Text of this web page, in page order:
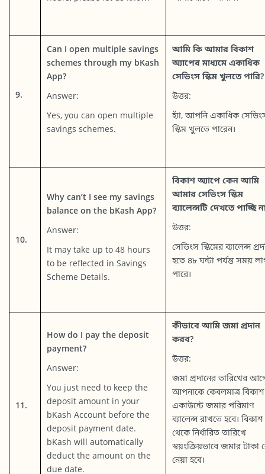
9.
Can I open multiple savings
schemes through my bKash
App?
Answer:
Yes, you can open multiple
savings schemes.
আমি কি আমার বিকাশ
অ্যাপের মাধ্যমে একাধিক
সেভিংস স্কিম খুলতে পারি?
উত্তর:
হ্যাঁ, আপনি একাধিক
স্কিম খুলতে পারেন।
10.
Why can’t I see my savings
balance on the bKash App?
Answer:
It may take up to 48 hours
to be reflected in Savings
Scheme Details.
বিকাশ অ্যাপে কেন আমি
আমার সেভিংস স্কিম
ব্যালেন্সটি দেখতে পাচ্ছি
উত্তর:
সেভিংস স্কিমের ব্যালেন্স
হতে ৪৮ ঘন্টা পর্যন্ত সময়
পারে।
11.
How do I pay the deposit
payment?
Answer:
You just need to keep the
deposit amount in your
bKash Account before the
deposit payment date.
bKash will automatically
deduct the amount on the
due date.
কীভাবে আমি জমা প্রদান
করব?
উত্তর:
জমা প্রদানের তারিখের
আপনাকে কেবলমাত্র বিকাশ
একাউন্টে জমার পরিমাণ
ব্যালেন্স রাখতে হবে। বিকাশ
থেকে নির্ধারিত তারিখে
স্বয়ংক্রিয়ভাবে জমার টাকা
নেয়া হবে।